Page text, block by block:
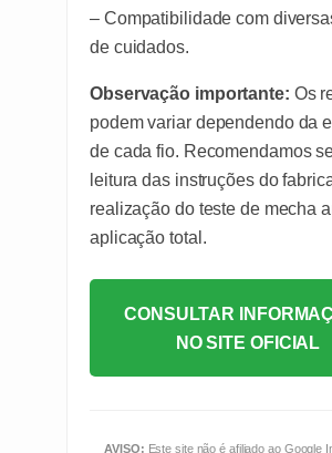
– Compatibilidade com
de cuidados.
Observação importante: Os
podem variar dependendo da
de cada fio. Recomendamos
leitura das instruções do
realização do teste de mecha
aplicação total.
CONSULTAR
NO SITE OFICIAL
AVISO: Este site não é afiliado ao Google